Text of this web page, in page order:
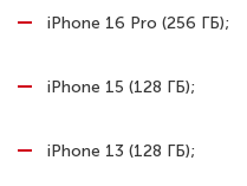
iPhone 16 Pro (256 ГБ);
iPhone 15 (128 ГБ);
iPhone 13 (128 ГБ);